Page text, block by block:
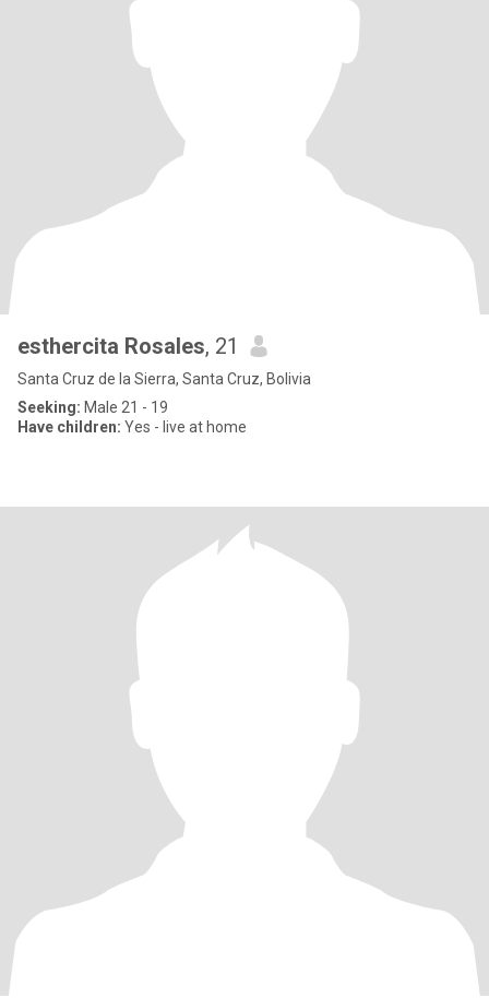
esthercita Rosales, 21
Santa Cruz de la Sierra, Santa Cruz, Bolivia
Seeking: Male 21 - 19
Have children: Yes - live at home